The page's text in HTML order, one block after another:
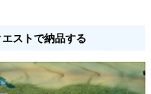
ストで納品する